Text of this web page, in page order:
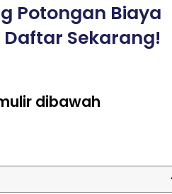
Potongan Biaya
Daftar Sekarang!
dibawah